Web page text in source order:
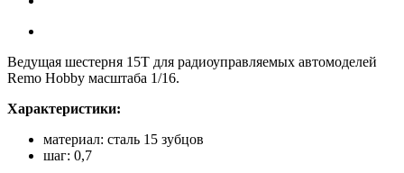
Ведущая шестерня 15T для радиоуправляемых автомоделей
Remo Hobby масштаба 1/16.
Характеристики:
материал: сталь 15 зубцов
шаг: 0,7